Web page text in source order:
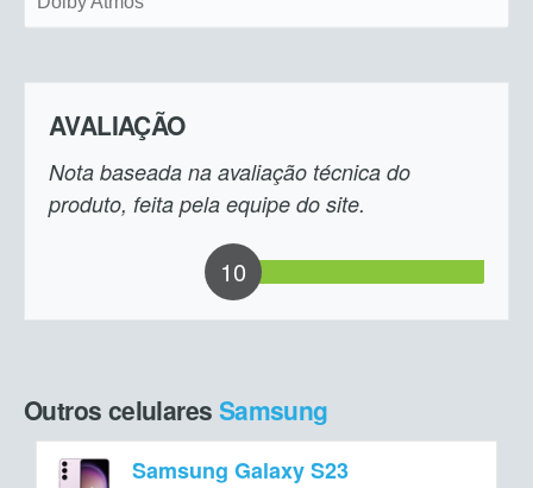
AVALIAÇÃO
Nota baseada na avaliação técnica do
produto, feita pela equipe do site.
10
Outros celulares Samsung
Samsung Galaxy S23